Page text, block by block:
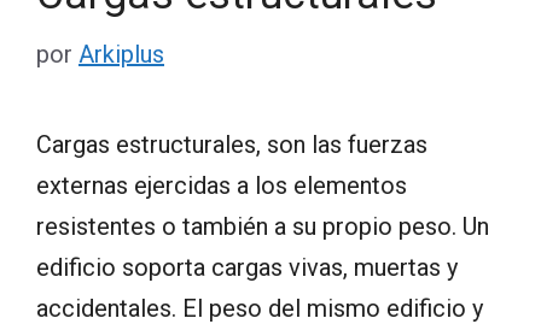
por Arkiplus
Cargas estructurales, son las fuerzas
externas ejercidas a los elementos
resistentes o también a su propio peso. Un
edificio soporta cargas vivas, muertas y
accidentales. El peso del mismo edificio y